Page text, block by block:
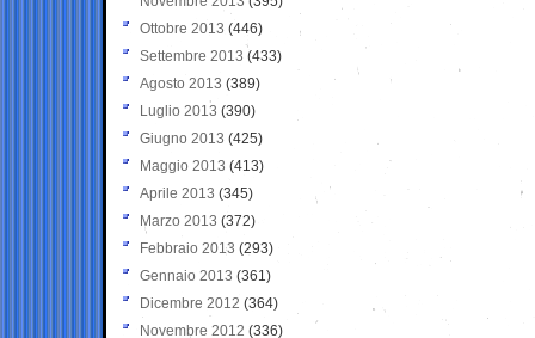
Ottobre 2013 (446)
Settembre 2013 (433)
Agosto 2013 (389)
Luglio 2013 (390)
Giugno 2013 (425)
Maggio 2013 (413)
Aprile 2013 (345)
Marzo 2013 (372)
Febbraio 2013 (293)
Gennaio 2013 (361)
Dicembre 2012 (364)
Novembre 2012 (336)